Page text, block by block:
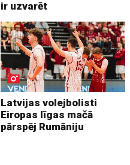
ir uzvarēt
Latvijas volejbolisti
Eiropas līgas mačā
pārspēj Rumāniju